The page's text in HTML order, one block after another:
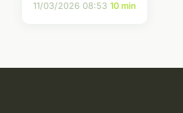
11/03/2026 08:53 10 min